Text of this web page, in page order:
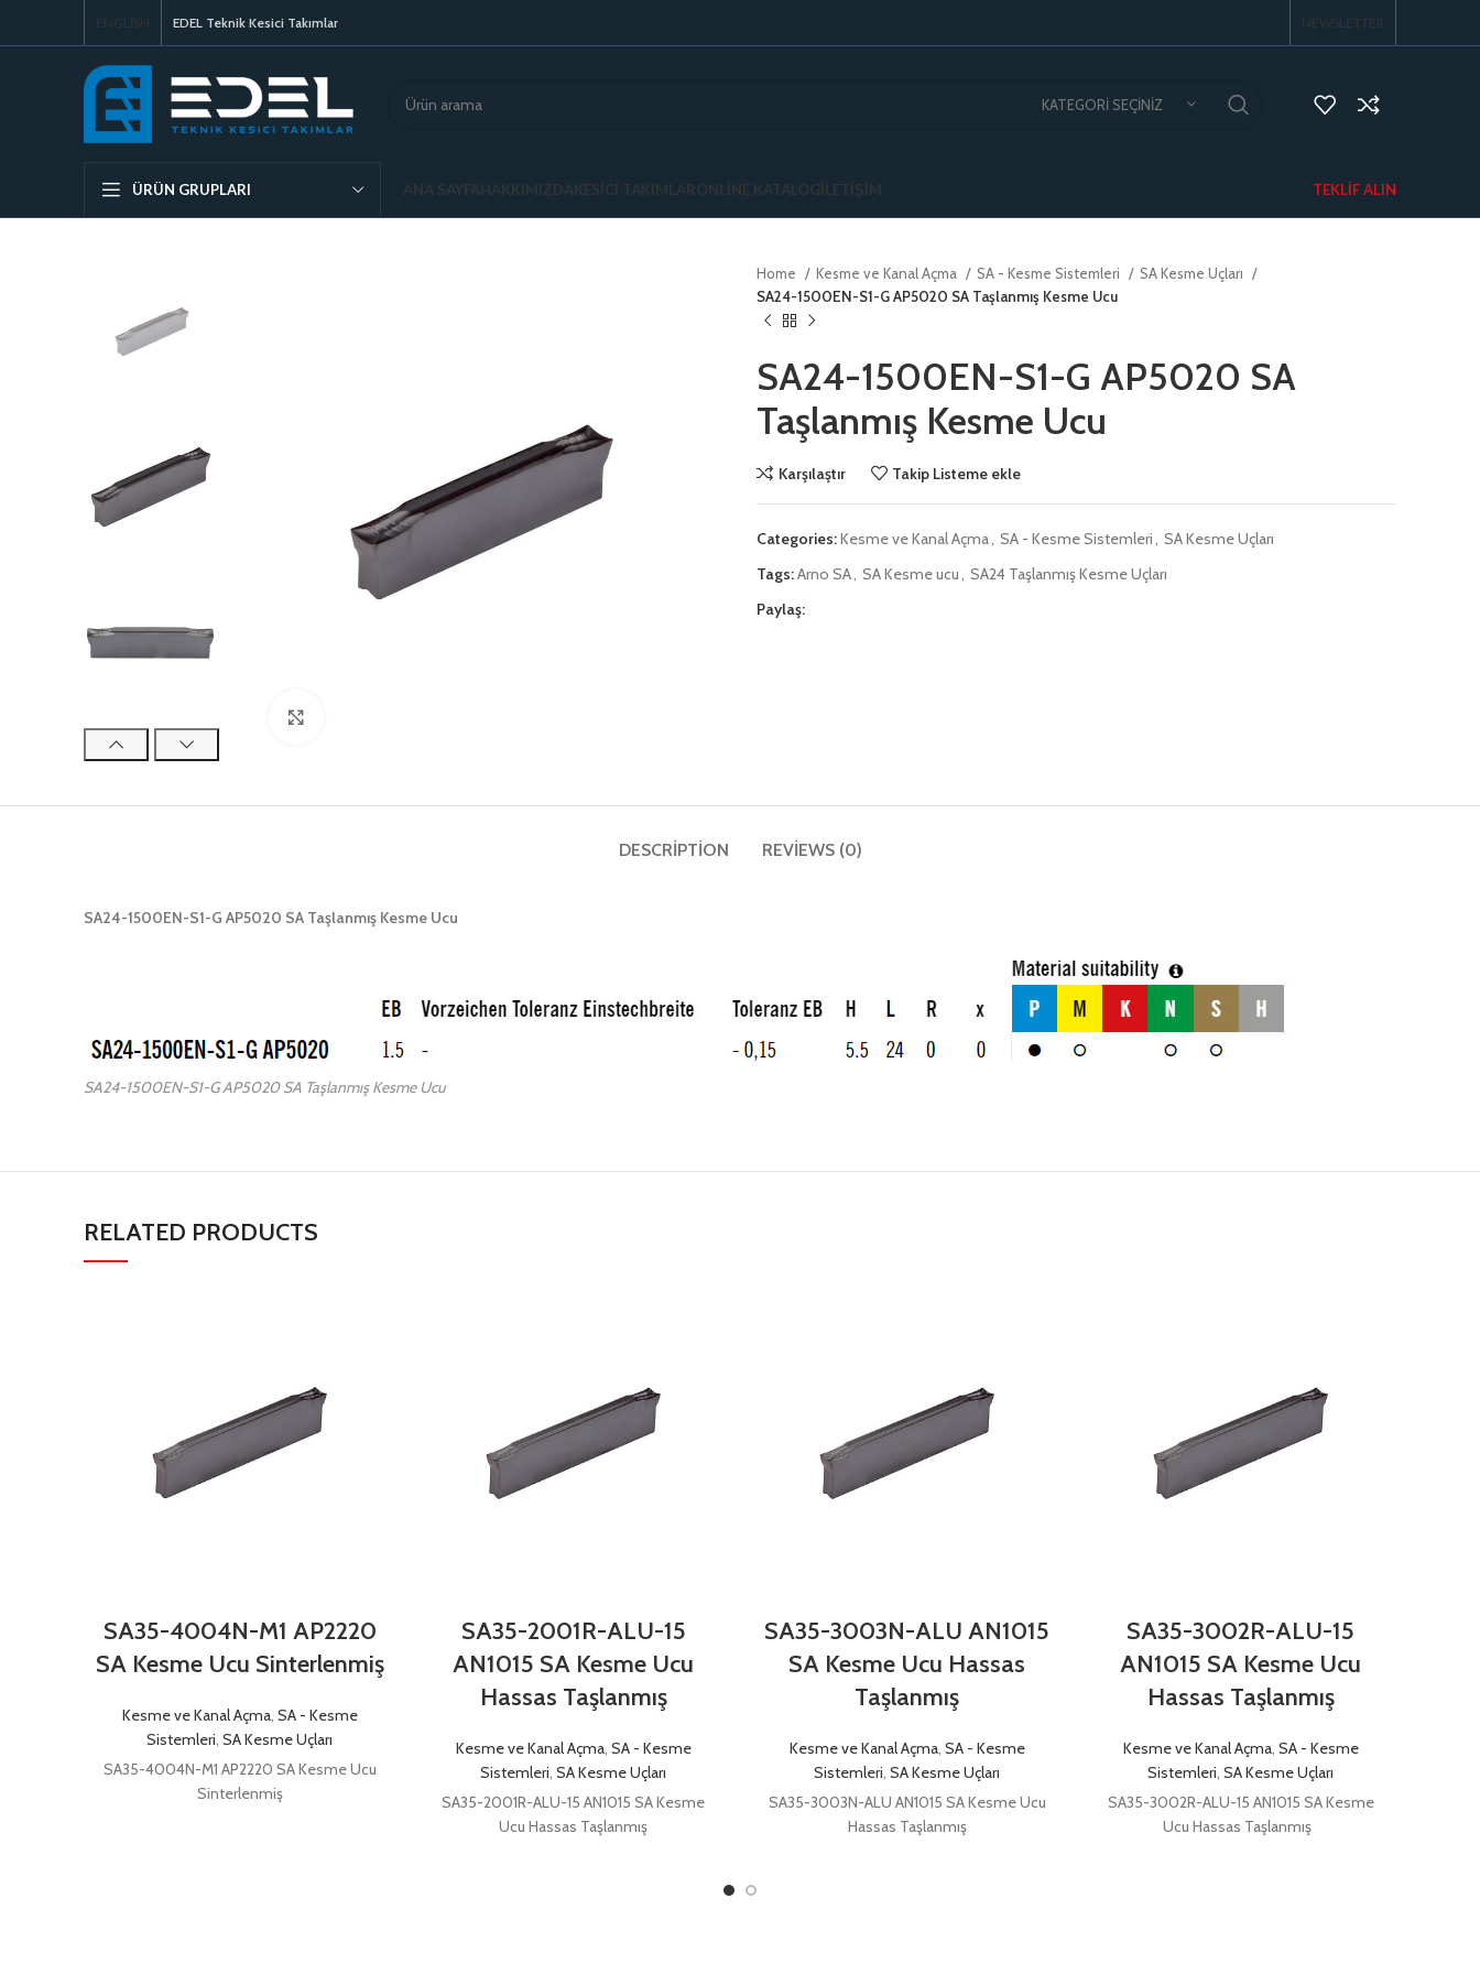
ENGLISH EDEL Teknik Kesici Takımlar NEWSLETTER
KATEGORI SEÇINIZ
ÜRÜN GRUPLARI ANA SAYFAHAKKIMIZDAKESICI TAKIMLARONLINE KATALOGİLETIŞIM TEKLIF ALIN
Home Kesme ve Kanal Açma SA - Kesme Sistemleri
SA Kesme Uçları
SA24-1500EN-S1-G AP5020 SA Taşlanmış Kesme Ucu
SA24-1500EN-S1-G AP5020 SA
Taşlanmış Kesme Ucu
Karşılaştır Takip Listeme ekle
Categories:Kesme ve Kanal Açma, SA - Kesme Sistemleri, SA Kesme Uçları
Tags:Arno SA, SA Kesme ucu, SA24 Taşlanmış Kesme Uçları
Paylaş:
DESCRIPTION REVIEWS (0)
SA24-1500EN-S1-G AP5020 SA Taşlanmış Kesme Ucu
SA24-1500EN-S1-G AP5020 SA Taşlanmış Kesme Ucu
RELATED PRODUCTS
SA35-4004N-M1 AP2220
SA Kesme Ucu Sinterlenmiş
Kesme ve Kanal Açma, SA - Kesme
Sistemleri, SA Kesme Uçları
SA35-4004N-M1 AP2220 SA Kesme Ucu
Sinterlenmiş
SA35-2001R-ALU-15
AN1015 SA Kesme Ucu
Hassas Taşlanmış
Kesme ve Kanal Açma, SA - Kesme
Sistemleri, SA Kesme Uçları
SA35-2001R-ALU-15 AN1015 SA Kesme
Ucu Hassas Taşlanmış
SA35-3003N-ALU AN1015
SA Kesme Ucu Hassas
Taşlanmış
Kesme ve Kanal Açma, SA - Kesme
Sistemleri, SA Kesme Uçları
SA35-3003N-ALU AN1015 SA Kesme Ucu
Hassas Taşlanmış
SA35-3002R-ALU-15
AN1015 SA Kesme Ucu
Hassas Taşlanmış
Kesme ve Kanal Açma, SA - Kesme
Sistemleri, SA Kesme Uçları
SA35-3002R-ALU-15 AN1015 SA Kesme
Ucu Hassas Taşlanmış